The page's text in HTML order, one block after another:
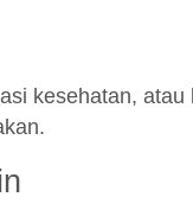
kesehatan,